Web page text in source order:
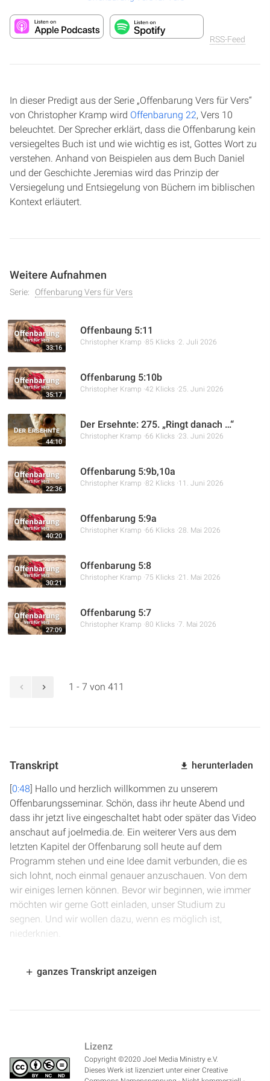
RSS-Feed
In dieser Predigt aus der Serie „Offenbarung Vers für Vers“
von Christopher Kramp wird Offenbarung 22, Vers 10
beleuchtet. Der Sprecher erklärt, dass die Offenbarung kein
versiegeltes Buch ist und wie wichtig es ist, Gottes Wort zu
verstehen. Anhand von Beispielen aus dem Buch Daniel
und der Geschichte Jeremias wird das Prinzip der
Versiegelung und Entsiegelung von Büchern im biblischen
Kontext erläutert.
Weitere Aufnahmen
Serie: Offenbarung Vers für Vers
33:16
Offenbaung 5:11
Christopher Kramp 85 Klicks 2. Juli 2026
35:17
Offenbarung 5:10b
Christopher Kramp 42 Klicks 25. Juni 2026
44:10
Der Ersehnte: 275. „Ringt danach …“
Christopher Kramp 66 Klicks 23. Juni 2026
22:36
Offenbarung 5:9b,10a
Christopher Kramp 82 Klicks 11. Juni 2026
40:20
Offenbarung 5:9a
Christopher Kramp 66 Klicks 28. Mai 2026
30:21
Offenbarung 5:8
Christopher Kramp 75 Klicks 21. Mai 2026
27:09
Offenbarung 5:7
Christopher Kramp 80 Klicks 7. Mai 2026
1 - 7 von 411
Transkript herunterladen
[0:48] Hallo und herzlich willkommen zu unserem
Offenbarungsseminar. Schön, dass ihr heute Abend und
dass ihr jetzt live eingeschaltet habt oder später das Video
anschaut auf joelmedia.de. Ein weiterer Vers aus dem
letzten Kapitel der Offenbarung soll heute auf dem
Programm stehen und eine Idee damit verbunden, die es
sich lohnt, noch einmal genauer anzuschauen. Von dem
wir einiges lernen können. Bevor wir beginnen, wie immer
möchten wir gerne Gott einladen, unser Studium zu
segnen. Und wir wollen dazu, wenn es möglich ist,
niederknien.
dass wir dein Wort haben und dass du uns immer wieder
deine Botschaft verstehen, dass wir dich besser
kennenlernen und dass wir begreifen, dass dieser Vers uns
persönlich zu sagen hat, im Hinblick auf die baldige
ganzes Transkript anzeigen
Lizenz
Copyright ©2020 Joel Media Ministry e.V.
Dieses Werk ist lizenziert unter einer Creative